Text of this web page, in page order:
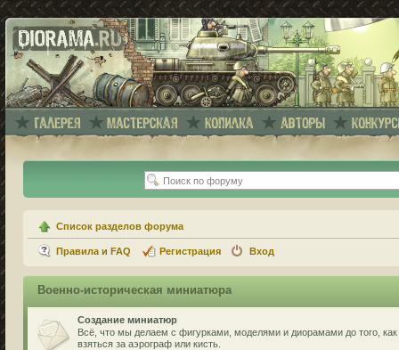
Список разделов форума
Правила и FAQ Регистрация Вход
Военно-историческая миниатюра
Создание миниатюр
Всё, что мы делаем с фигурками, моделями и диорамами до того, как
взяться за аэрограф или кисть.